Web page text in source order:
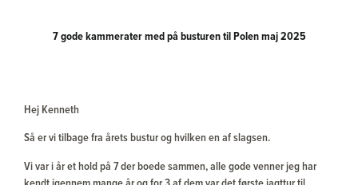
7 gode kammerater med på busturen til Polen maj 2025
Hej Kenneth
Så er vi tilbage fra årets bustur og hvilken en af slagsen.
Vi var i år et hold på 7 der boede sammen, alle gode venner jeg har